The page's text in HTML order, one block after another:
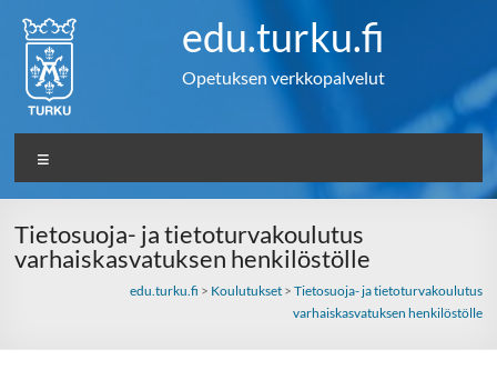
content
edu.turku.fi
Opetuksen verkkopalvelut
Tietosuoja- ja tietoturvakoulutus
varhaiskasvatuksen henkilöstölle
edu.turku.fi > Koulutukset> Tietosuoja- ja tietoturvakoulutus
varhaiskasvatuksen henkilöstölle